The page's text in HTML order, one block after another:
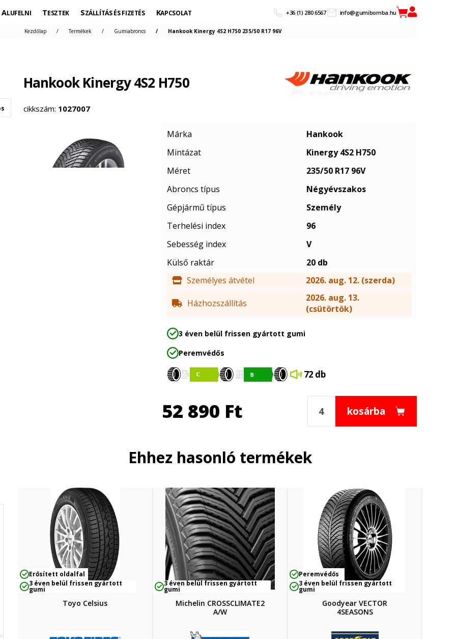
ALUFELNI TESZTEK SZÁLLÍTÁS ÉS FIZETÉS KAPCSOLAT +36 (1) 280 6567 info@gumibomba.hu
Kezdőlap Termékek Gumiabroncs Hankook Kinergy 4S2 H750 235/50 R17 96V
Hankook Kinergy 4S2 H750
cikkszám: 1027007
Márka
Hankook
Mintázat
Kinergy 4S2 H750
Méret
235/50 R17 96V
Abroncs típus
Négyévszakos
Gépjármű típus
Személy
Terhelési index
96
Sebesség index
V
Külső raktár
20 db
Személyes átvétel
2026. aug. 12. (szerda)
Házhozszállítás
2026. aug. 13.
(csütörtök)
3 éven belül frissen gyártott gumi
Peremvédős
72 db
52 890 Ft kosárba
Ehhez hasonló termékek
Erősített oldalfal
3 éven belül frissen gyártott
gumi
Toyo Celsius
3 éven belül frissen gyártott
gumi
Michelin CROSSCLIMATE2
A/W
Peremvédős
3 éven belül frissen gyártott
gumi
Goodyear VECTOR
4SEASONS